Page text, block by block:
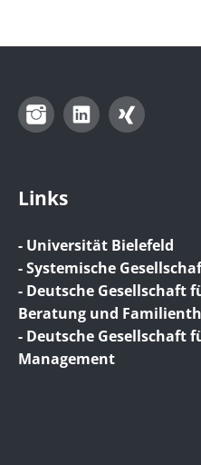
InstagramLinkedIn
Links
- Universität Bielefeld
- Systemische
- Deutsche Gesellschaft
Beratung und
- Deutsche Gesellschaft
Management